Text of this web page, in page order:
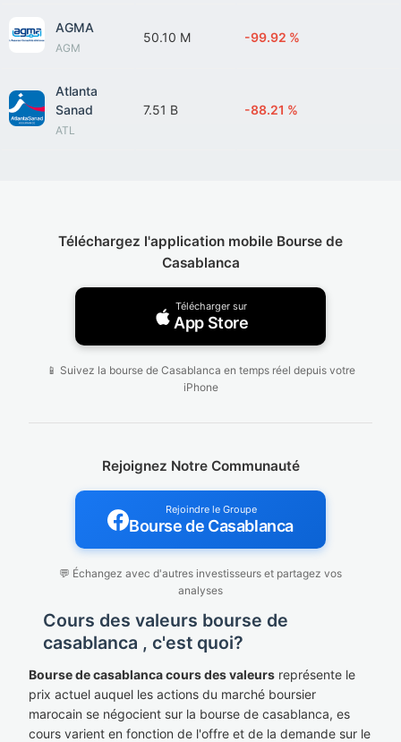
AGMA
AGM
50.10 M -99.92 %
Atlanta
Sanad
ATL
7.51 B -88.21 %
Téléchargez l'application mobile Bourse de
Casablanca
Télécharger sur
App Store
📱 Suivez la bourse de Casablanca en temps réel depuis votre
iPhone
Rejoignez Notre Communauté
Rejoindre le Groupe
Bourse de Casablanca
💬 Échangez avec d'autres investisseurs et partagez vos
analyses
Cours des valeurs bourse de
casablanca , c'est quoi?
Bourse de casablanca cours des valeurs représente le
prix actuel auquel les actions du marché boursier
marocain se négocient sur la bourse de casablanca, es
cours varient en fonction de l'offre et de la demande sur le